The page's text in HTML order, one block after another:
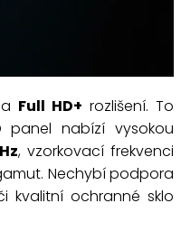
a Full HD+ rozlišení. To
panel nabízí vysokou
, vzorkovací frekvenci
Nechybí podpora
kvalitní ochranné sklo